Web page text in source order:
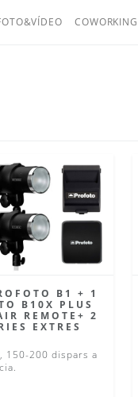
COWORKING
B1 + 1
B10X PLUS
REMOTE+ 2
EXTRES
150-200 dispars a